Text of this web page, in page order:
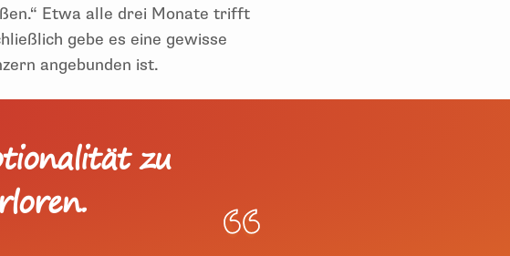
Etwa alle drei Monate trifft
gebe es eine gewisse
angebunden ist.
zu